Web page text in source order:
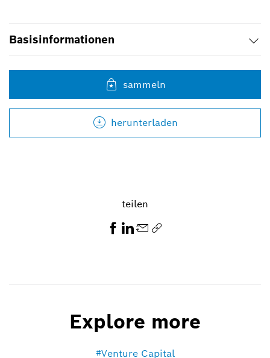
Basisinformationen
sammeln
herunterladen
teilen
Explore more
Venture Capital